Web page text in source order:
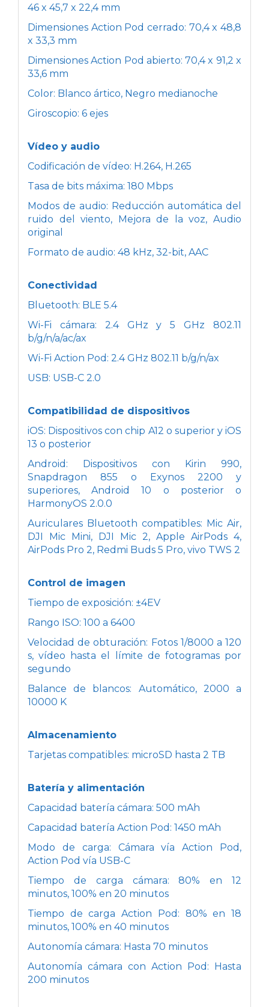
46 x 45,7 x 22,4 mm
Dimensiones Action Pod cerrado: 70,4 x 48,8
x 33,3 mm
Dimensiones Action Pod abierto: 70,4 x 91,2 x
33,6 mm
Color: Blanco ártico, Negro medianoche
Giroscopio: 6 ejes
Vídeo y audio
Codificación de vídeo: H.264, H.265
Tasa de bits máxima: 180 Mbps
Modos de audio: Reducción automática del
ruido del viento, Mejora de la voz, Audio
original
Formato de audio: 48 kHz, 32-bit, AAC
Conectividad
Bluetooth: BLE 5.4
Wi-Fi cámara: 2.4 GHz y 5 GHz 802.11
b/g/n/a/ac/ax
Wi-Fi Action Pod: 2.4 GHz 802.11 b/g/n/ax
USB: USB-C 2.0
Compatibilidad de dispositivos
iOS: Dispositivos con chip A12 o superior y iOS
13 o posterior
Android: Dispositivos con Kirin 990,
Snapdragon 855 o Exynos 2200 y
superiores, Android 10 o posterior o
HarmonyOS 2.0.0
Auriculares Bluetooth compatibles: Mic Air,
DJI Mic Mini, DJI Mic 2, Apple AirPods 4,
AirPods Pro 2, Redmi Buds 5 Pro, vivo TWS 2
Control de imagen
Tiempo de exposición: ±4EV
Rango ISO: 100 a 6400
Velocidad de obturación: Fotos 1/8000 a 120
s, vídeo hasta el límite de fotogramas por
segundo
Balance de blancos: Automático, 2000 a
10000 K
Almacenamiento
Tarjetas compatibles: microSD hasta 2 TB
Batería y alimentación
Capacidad batería cámara: 500 mAh
Capacidad batería Action Pod: 1450 mAh
Modo de carga: Cámara vía Action Pod,
Action Pod vía USB-C
Tiempo de carga cámara: 80% en 12
minutos, 100% en 20 minutos
Tiempo de carga Action Pod: 80% en 18
minutos, 100% en 40 minutos
Autonomía cámara: Hasta 70 minutos
Autonomía cámara con Action Pod: Hasta
200 minutos